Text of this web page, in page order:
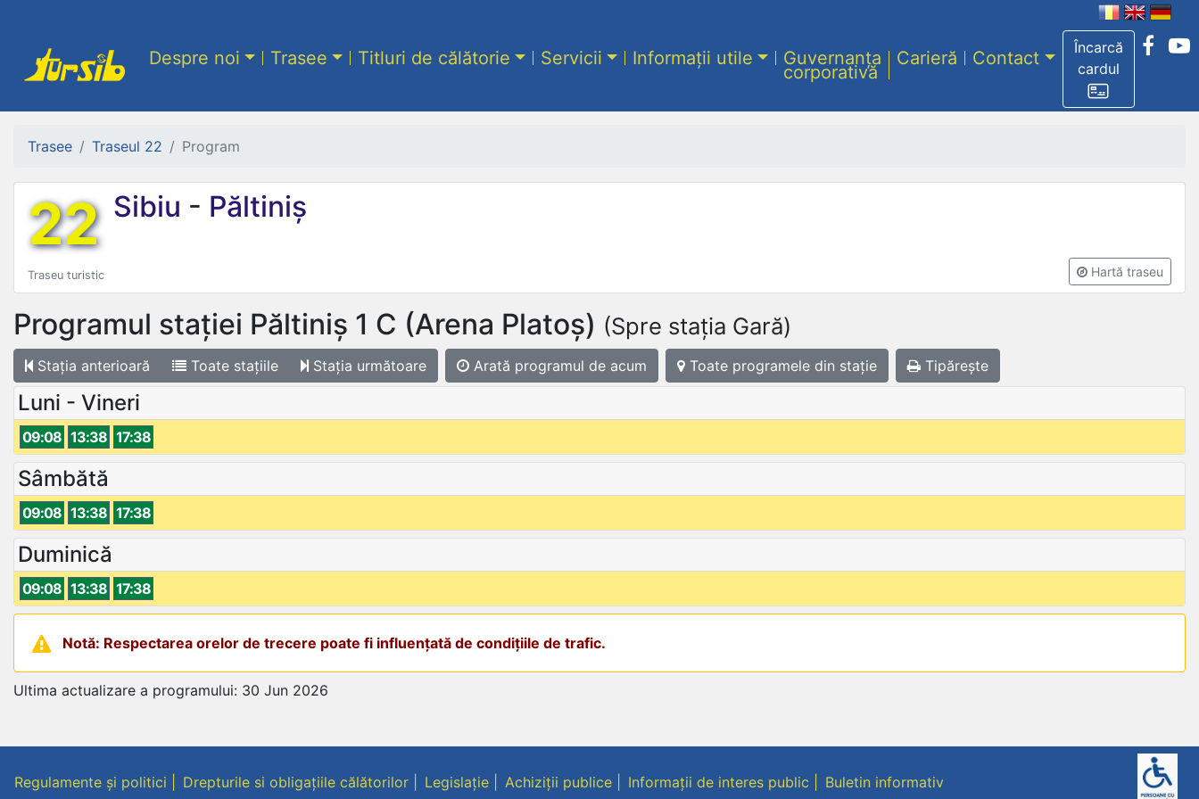
Încarcă
cardul
Despre noi Trasee Titluri de călătorie Servicii Informații utile Guvernanța
corporativă
Carieră Contact
Trasee Traseul 22 Program
22 Sibiu - Păltiniș
Traseu turistic Hartă traseu
Programul stației Păltiniș 1 C (Arena Platoș) (Spre stația Gară)
Stația anterioară Toate stațiile Stația următoare Arată programul de acum Toate programele din stație Tipărește
Luni - Vineri
09:08 13:38 17:38
Sâmbătă
09:08 13:38 17:38
Duminică
09:08 13:38 17:38
Notă: Respectarea orelor de trecere poate fi influențată de condițiile de trafic.
Ultima actualizare a programului: 30 Jun 2026
Regulamente și politici Drepturile si obligațiile călătorilor Legislație Achiziții publice Informații de interes public Buletin informativ